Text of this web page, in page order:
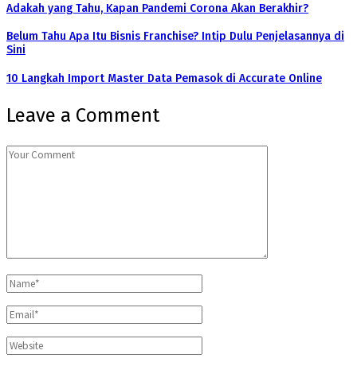
Adakah yang Tahu, Kapan Pandemi Corona Akan Berakhir?
Belum Tahu Apa Itu Bisnis Franchise? Intip Dulu Penjelasannya di
Sini
10 Langkah Import Master Data Pemasok di Accurate Online
Leave a Comment